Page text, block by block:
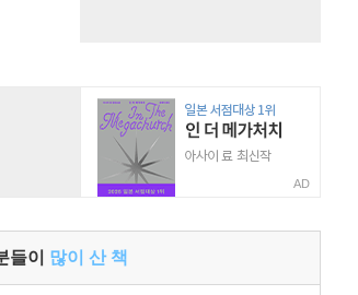
AD
들이 많이 산 책